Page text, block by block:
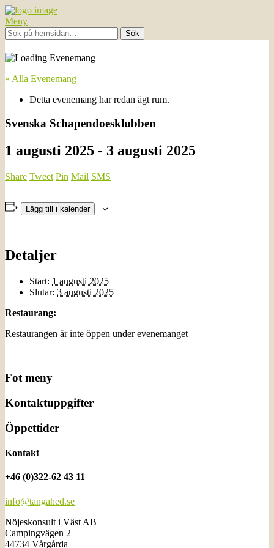
Meny
« Alla Evenemang
Detta evenemang har redan ägt rum.
Svenska Schapendoesklubben
1 augusti 2025 - 3 augusti 2025
Share Tweet Pin Mail SMS
Lägg till i kalender
Detaljer
Start: 1 augusti 2025
Slutar: 3 augusti 2025
Restaurang:
Restaurangen är inte öppen under evenemanget
Fot meny
Kontaktuppgifter
Öppettider
Kontakt
+46 (0)322-62 43 11
info@tangahed.se
Nöjeskonsult i Väst AB
Campingvägen 2
44734 Vårgårda